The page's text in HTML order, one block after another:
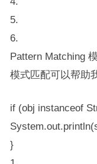
5.
6.
Pattern Matching
模式匹配可以帮助
if (obj instanceof
}